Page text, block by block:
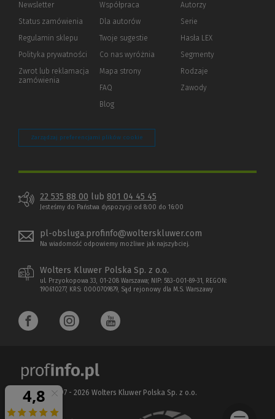
Newsletter
Status zamówienia
Regulamin sklepu
Polityka prywatności (Nowe
(Link
innej
Zwrot lub reklamacja
zamówienia
Współpraca
Dla autorów(Nowe
(Link
innej
strony)
Twoje sugestie
Co nas wyróżnia
Mapa strony
FAQ
Blog
Autorzy
Serie
Hasła LEX
Segmenty
Rodzaje
Zawody
Zarządzaj preferencjami plików cookie
22 535 88 00 lub 801 04 45 45
Jesteśmy do Państwa dyspozycji od 8:00 do 16:00
pl-obsluga.profinfo@wolterskluwer.com
Na wiadomość odpowiemy możliwe jak najszybciej.
Wolters Kluwer Polska Sp. z o.o.
ul. Przyokopowa 33, 01-208 Warszawa; NIP: 583-001-89-31, REGON:
190610277, KRS: 0000709879, Sąd rejonowy dla M.S. Warszawy
Copyright 1997 - 2026 Wolters Kluwer Polska Sp. z o.o.